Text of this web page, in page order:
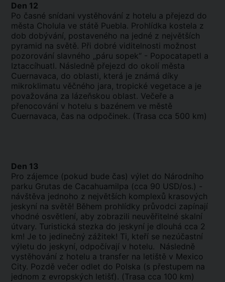
Den 12
Po časné snídani vystěhování z hotelu a přejezd do
města Cholula ve státě Puebla. Prohlídka kostela z
dob dobývání, postaveného na jedné z největších
pyramid na světě. Při dobré viditelnosti možnost
pozorování slavného „páru sopek“ - Popocatapetl a
Iztaccíhuatl. Následně přejezd do okolí města
Cuernavaca, do oblasti, která je známá díky
mikroklimatu věčného jara, tropické vegetace a je
považována za lázeňskou oblast. Večeře a
přenocování v hotelu s bazénem ve městě
Cuernavaca, ​​čas na odpočinek. (Trasa cca 500 km)
Den 13
Pro zájemce (pokud bude čas) výlet do Národního
parku Grutas de Cacahuamilpa (cca 90 USD/os.) -
návštěva jednoho z největších komplexů krasových
jeskyní na světě! Během prohlídky průvodci zapínají
vhodné osvětlení, aby zobrazili neuvěřitelné skalní
útvary. Turistická stezka do jeskyní je dlouhá cca 2
km! Je to jedinečný zážitek! Ti, kteří se nezúčastní
výletu do jeskyní, odpočívají v hotelu. Následně
vystěhování z hotelu a transfer na letiště v Mexico
City. Pozdě večer odlet do Polska (s přestupem na
jednom z evropských letišť). (Trasa cca 100 km)